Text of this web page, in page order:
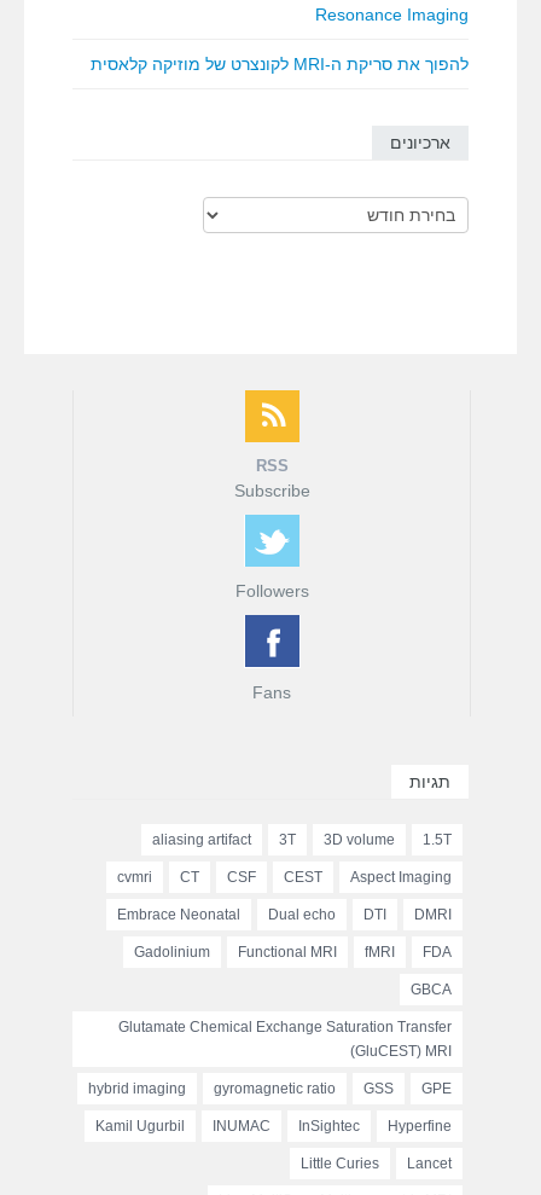
Resonance Imaging
להפוך את סריקת ה-MRI לקונצרט של מוזיקה קלאסית
ארכיונים
ארכיונים
RSS
Subscribe
Followers
Fans
תגיות
1.5T
3D volume
3T
aliasing artifact
Aspect Imaging
CEST
CSF
CT
cvmri
DMRI
DTI
Dual echo
Embrace Neonatal
FDA
fMRI
Functional MRI
Gadolinium
GBCA
Glutamate Chemical Exchange Saturation Transfer
(GluCEST) MRI
GPE
GSS
gyromagnetic ratio
hybrid imaging
Hyperfine
InSightec
INUMAC
Kamil Ugurbil
Lancet
Little Curies